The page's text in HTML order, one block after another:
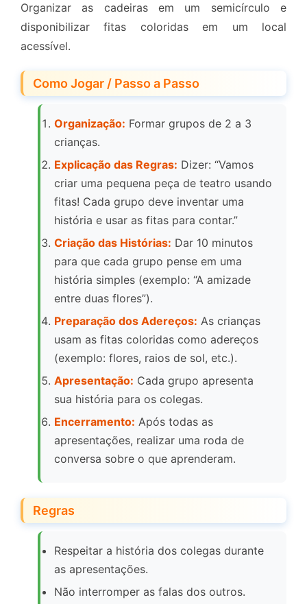
Organizar as cadeiras em um semicírculo e
disponibilizar fitas coloridas em um local
acessível.
Como Jogar / Passo a Passo
Organização: Formar grupos de 2 a 3
crianças.
Explicação das Regras: Dizer: “Vamos
criar uma pequena peça de teatro usando
fitas! Cada grupo deve inventar uma
história e usar as fitas para contar.”
Criação das Histórias: Dar 10 minutos
para que cada grupo pense em uma
história simples (exemplo: “A amizade
entre duas flores”).
Preparação dos Adereços: As crianças
usam as fitas coloridas como adereços
(exemplo: flores, raios de sol, etc.).
Apresentação: Cada grupo apresenta
sua história para os colegas.
Encerramento: Após todas as
apresentações, realizar uma roda de
conversa sobre o que aprenderam.
Regras
Respeitar a história dos colegas durante
as apresentações.
Não interromper as falas dos outros.